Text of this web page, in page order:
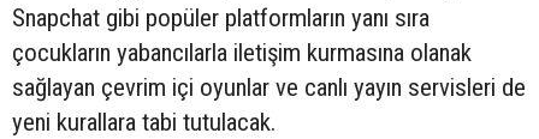
Snapchat gibi popüler platformların yanı sıra
çocukların yabancılarla iletişim kurmasına olanak
sağlayan çevrim içi oyunlar ve canlı yayın servisleri de
yeni kurallara tabi tutulacak.